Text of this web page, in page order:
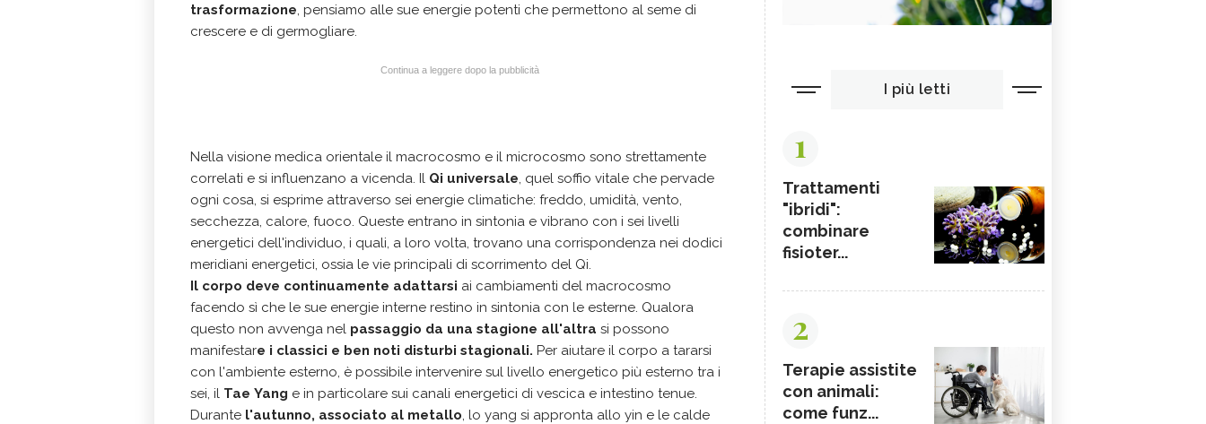
trasformazione, pensiamo alle sue energie potenti che permettono al seme di
crescere e di germogliare.
Continua a leggere dopo la pubblicità
Nella visione medica orientale il macrocosmo e il microcosmo sono strettamente
correlati e si influenzano a vicenda. Il Qi universale, quel soffio vitale che pervade
ogni cosa, si esprime attraverso sei energie climatiche: freddo, umidità, vento,
secchezza, calore, fuoco. Queste entrano in sintonia e vibrano con i sei livelli
energetici dell'individuo, i quali, a loro volta, trovano una corrispondenza nei dodici
meridiani energetici, ossia le vie principali di scorrimento del Qi.
Il corpo deve continuamente adattarsi ai cambiamenti del macrocosmo
facendo sì che le sue energie interne restino in sintonia con le esterne. Qualora
questo non avvenga nel passaggio da una stagione all'altra si possono
manifestare i classici e ben noti disturbi stagionali. Per aiutare il corpo a tararsi
con l'ambiente esterno, è possibile intervenire sul livello energetico più esterno tra i
sei, il Tae Yang e in particolare sui canali energetici di vescica e intestino tenue.
Durante l'autunno, associato al metallo, lo yang si appronta allo yin e le calde
I più letti
1
Trattamenti
"ibridi":
combinare
fisioter...
2
Terapie assistite
con animali:
come funz...